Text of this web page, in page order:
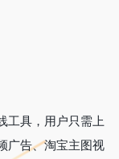
工具，用户只需上
广告、淘宝主图视